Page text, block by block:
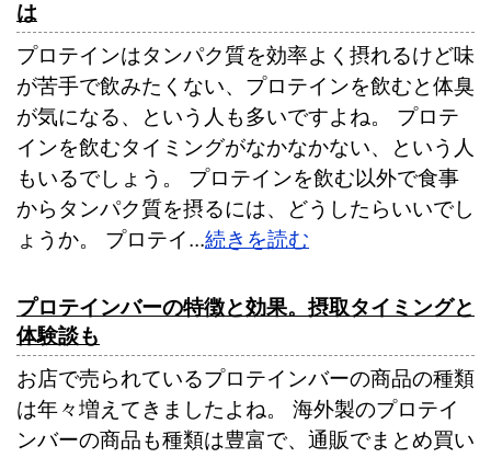
は
プロテインはタンパク質を効率よく摂れるけど味
が苦手で飲みたくない、プロテインを飲むと体臭
が気になる、という人も多いですよね。 プロテ
インを飲むタイミングがなかなかない、という人
もいるでしょう。 プロテインを飲む以外で食事
からタンパク質を摂るには、どうしたらいいでし
ょうか。 プロテイ...続きを読む
プロテインバーの特徴と効果。摂取タイミングと
体験談も
お店で売られているプロテインバーの商品の種類
は年々増えてきましたよね。 海外製のプロテイ
ンバーの商品も種類は豊富で、通販でまとめ買い